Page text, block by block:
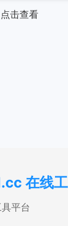
击查看
在线
平台